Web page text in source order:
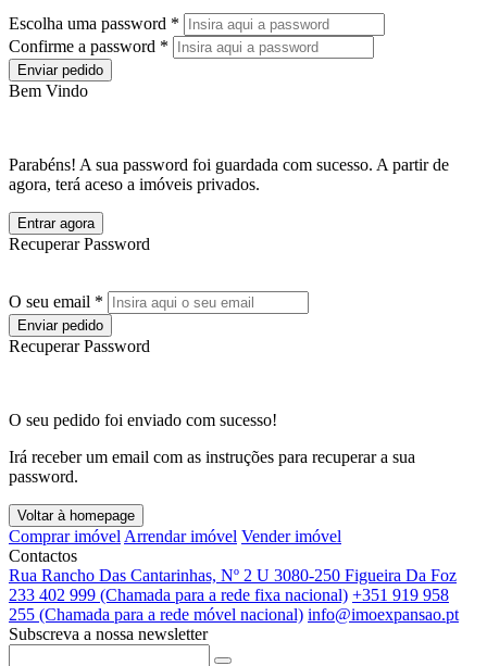
Escolha uma password *
Confirme a password *
Enviar pedido
Bem Vindo
Parabéns! A sua password foi guardada com sucesso. A partir de
agora, terá aceso a imóveis privados.
Entrar agora
Recuperar Password
O seu email *
Enviar pedido
Recuperar Password
O seu pedido foi enviado com sucesso!
Irá receber um email com as instruções para recuperar a sua
password.
Voltar à homepage
Comprar imóvel Arrendar imóvel Vender imóvel
Contactos
Rua Rancho Das Cantarinhas, Nº 2 U 3080-250 Figueira Da Foz
233 402 999 (Chamada para a rede fixa nacional) +351 919 958
255 (Chamada para a rede móvel nacional) info@imoexpansao.pt
Subscreva a nossa newsletter